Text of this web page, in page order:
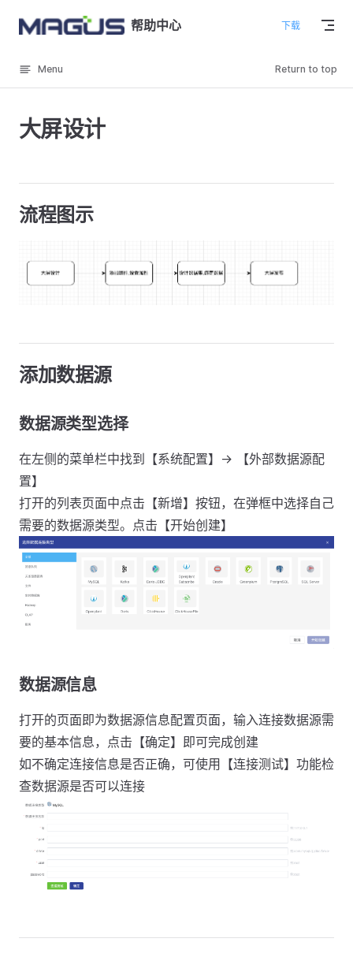
Skip to content 帮助中心 下载
Menu Return to top
大屏设计
流程图示
添加数据源
数据源类型选择
在左侧的菜单栏中找到【系统配置】-> 【外部数据源配
置】
打开的列表页面中点击【新增】按钮，在弹框中选择自己
需要的数据源类型。点击【开始创建】
数据源信息
打开的页面即为数据源信息配置页面，输入连接数据源需
要的基本信息，点击【确定】即可完成创建
如不确定连接信息是否正确，可使用【连接测试】功能检
查数据源是否可以连接